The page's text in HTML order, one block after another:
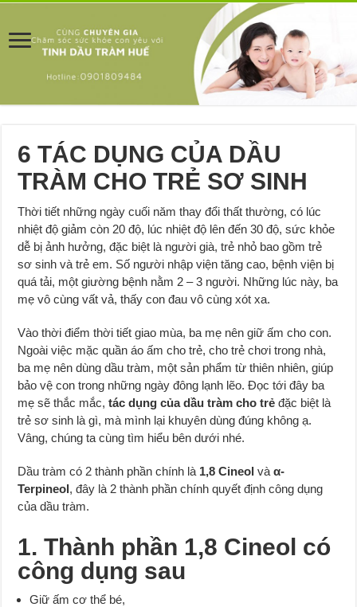
6 TÁC DỤNG CỦA DẦU
TRÀM CHO TRẺ SƠ SINH
Thời tiết những ngày cuối năm thay đổi thất thường, có lúc
nhiệt độ giảm còn 20 độ, lúc nhiệt độ lên đến 30 độ, sức khỏe
dễ bị ảnh hưởng, đặc biệt là người già, trẻ nhỏ bao gồm trẻ
sơ sinh và trẻ em. Số người nhập viện tăng cao, bệnh viện bị
quá tải, một giường bệnh nằm 2 – 3 người. Những lúc này, ba
mẹ vô cùng vất vả, thấy con đau vô cùng xót xa.
Vào thời điểm thời tiết giao mùa, ba mẹ nên giữ ấm cho con.
Ngoài việc mặc quần áo ấm cho trẻ, cho trẻ chơi trong nhà,
ba mẹ nên dùng dầu tràm, một sản phẩm từ thiên nhiên, giúp
bảo vệ con trong những ngày đông lạnh lẽo. Đọc tới đây ba
mẹ sẽ thắc mắc, tác dụng của dầu tràm cho trẻ đặc biệt là
trẻ sơ sinh là gì, mà mình lại khuyên dùng đúng không ạ.
Vâng, chúng ta cùng tìm hiểu bên dưới nhé.
Dầu tràm có 2 thành phần chính là 1,8 Cineol vàα-
Terpineol, đây là 2 thành phần chính quyết định công dụng
của dầu tràm.
1. Thành phần 1,8 Cineol có
công dụng sau
Giữ ấm cơ thể bé,